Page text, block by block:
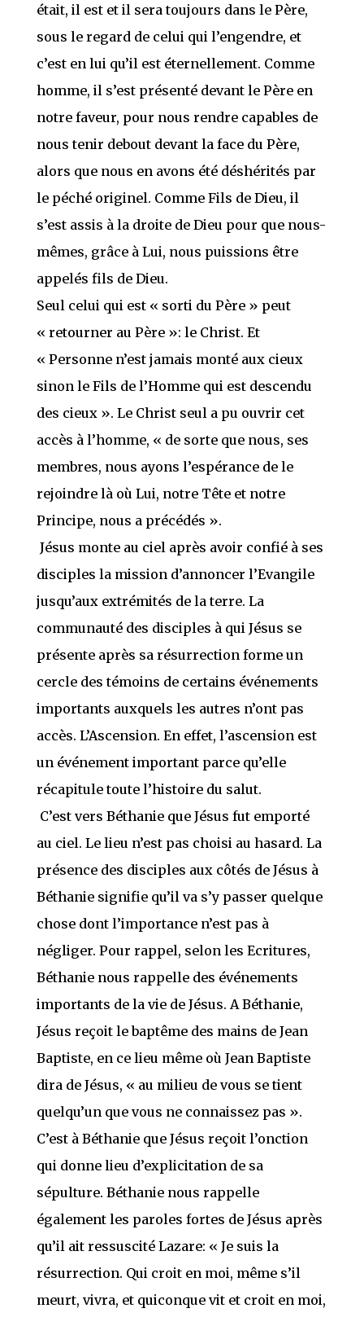
était, il est et il sera toujours dans le Père,
sous le regard de celui qui l’engendre, et
c’est en lui qu’il est éternellement. Comme
homme, il s’est présenté devant le Père en
notre faveur, pour nous rendre capables de
nous tenir debout devant la face du Père,
alors que nous en avons été déshérités par
le péché originel. Comme Fils de Dieu, il
s’est assis à la droite de Dieu pour que nous-
mêmes, grâce à Lui, nous puissions être
appelés fils de Dieu.
Seul celui qui est « sorti du Père » peut
« retourner au Père »: le Christ. Et
« Personne n’est jamais monté aux cieux
sinon le Fils de l’Homme qui est descendu
des cieux ». Le Christ seul a pu ouvrir cet
accès à l’homme, « de sorte que nous, ses
membres, nous ayons l’espérance de le
rejoindre là où Lui, notre Tête et notre
Principe, nous a précédés ».
Jésus monte au ciel après avoir confié à ses
disciples la mission d’annoncer l’Evangile
jusqu’aux extrémités de la terre. La
communauté des disciples à qui Jésus se
présente après sa résurrection forme un
cercle des témoins de certains événements
importants auxquels les autres n’ont pas
accès. L’Ascension. En effet, l’ascension est
un événement important parce qu’elle
récapitule toute l’histoire du salut.
C’est vers Béthanie que Jésus fut emporté
au ciel. Le lieu n’est pas choisi au hasard. La
présence des disciples aux côtés de Jésus à
Béthanie signifie qu’il va s’y passer quelque
chose dont l’importance n’est pas à
négliger. Pour rappel, selon les Ecritures,
Béthanie nous rappelle des événements
importants de la vie de Jésus. A Béthanie,
Jésus reçoit le baptême des mains de Jean
Baptiste, en ce lieu même où Jean Baptiste
dira de Jésus, « au milieu de vous se tient
quelqu’un que vous ne connaissez pas ».
C’est à Béthanie que Jésus reçoit l’onction
qui donne lieu d’explicitation de sa
sépulture. Béthanie nous rappelle
également les paroles fortes de Jésus après
qu’il ait ressuscité Lazare: « Je suis la
résurrection. Qui croit en moi, même s’il
meurt, vivra, et quiconque vit et croit en moi,